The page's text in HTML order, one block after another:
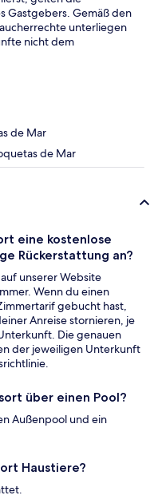
Gastgebers. Gemäß den
unterliegen
nicht dem
de Mar
de Mar
eine kostenlose
Rückerstattung an?
unserer Website
Wenn du einen
gebucht hast,
Anreise stornieren, je
Die genauen
der jeweiligen Unterkunft
über einen Pool?
Außenpool und ein
Haustiere?